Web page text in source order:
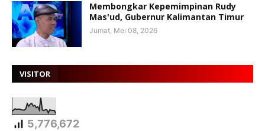
Membongkar Kepemimpinan Rudy
Mas'ud, Gubernur Kalimantan Timur
Jumat, Mei 08, 2026
VISITOR
5,776,672